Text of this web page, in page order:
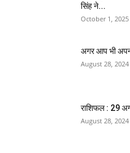
सिंह ने...
October 1, 2025
अगर आप भी
August 28, 2024
राशिफल : 29
August 28, 2024